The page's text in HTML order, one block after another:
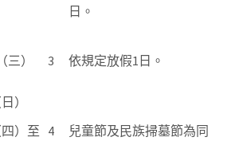
日。
三）
）
3 依規定放假1日。
）至 4
兒童節及民族掃墓節為同